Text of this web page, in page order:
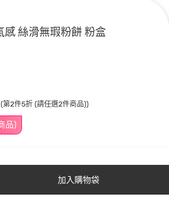
感 絲滑無瑕粉餅 粉盒
品)
(第2件5折 (請任選2件商品))
加入購物袋